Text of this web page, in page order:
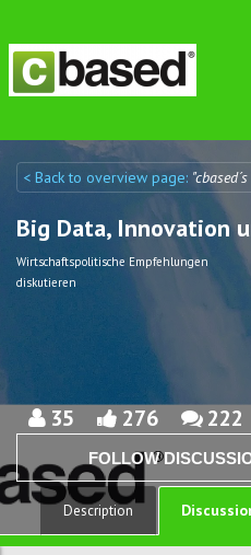
Discuto
Discuto
< Back to overview page:
Big Data, Innovation
Wirtschaftspolitische Empfehlungen
diskutieren
35 276 222
FOLLOW
Description